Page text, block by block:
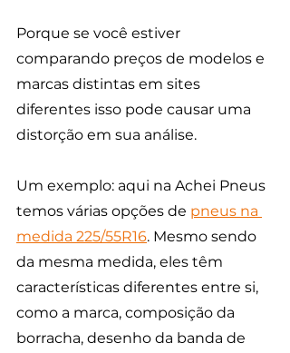
Porque se você estiver
comparando preços de modelos e
marcas distintas em sites
diferentes isso pode causar uma
distorção em sua análise.
Um exemplo: aqui na Achei Pneus
temos várias opções de pneus na
medida 225/55R16. Mesmo sendo
da mesma medida, eles têm
características diferentes entre si,
como a marca, composição da
borracha, desenho da banda de